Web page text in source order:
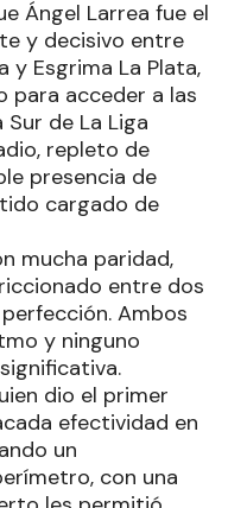
Ángel Larrea fue el
y decisivo entre
y Esgrima La Plata,
acceder a las
de La Liga
repleto de
presencia de
cargado de
mucha paridad,
entre dos
Ambos
y ninguno
dio el primer
efectividad en
un
con una